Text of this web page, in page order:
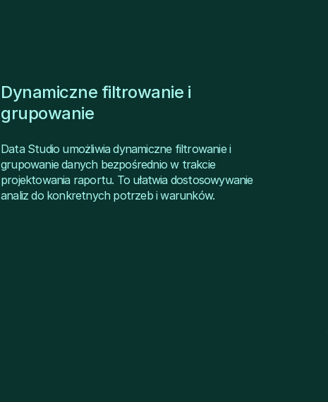
Dynamiczne filtrowanie i
grupowanie
Data Studio umożliwia dynamiczne filtrowanie i
grupowanie danych bezpośrednio w trakcie
projektowania raportu. To ułatwia dostosowywanie
analiz do konkretnych potrzeb i warunków.